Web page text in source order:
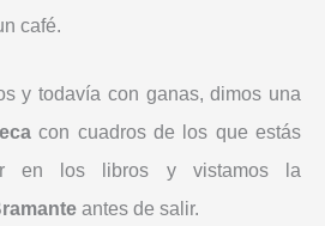
café.
y todavía con ganas, dimos una
con cuadros de los que estás
en los libros y vistamos la
antes de salir.